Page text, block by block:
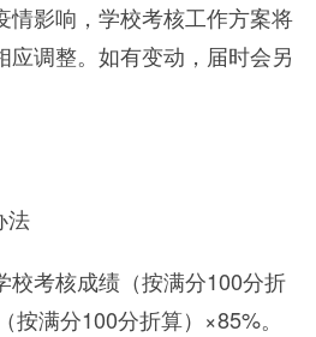
情影响，学校考核工作方案将
应调整。如有变动，届时会另
法
校考核成绩（按满分100分折
满分100分折算）×85%。